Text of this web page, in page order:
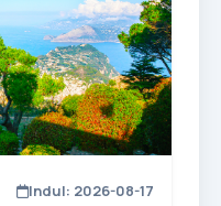
Indul: 2026-08-17